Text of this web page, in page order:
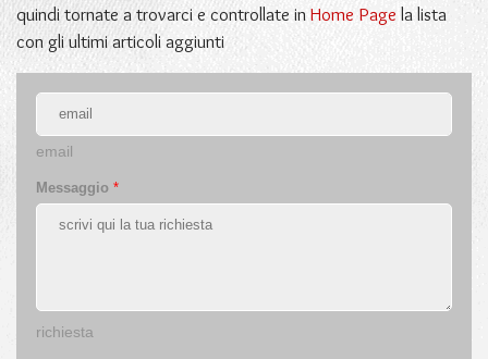
quindi tornate a trovarci e controllate in Home Page la lista
con gli ultimi articoli aggiunti
email
Messaggio *
richiesta